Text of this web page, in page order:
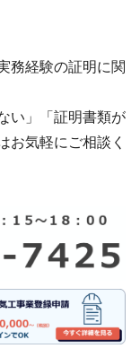
務経験の証明に関
い」「証明書類が
お気軽にご相談く